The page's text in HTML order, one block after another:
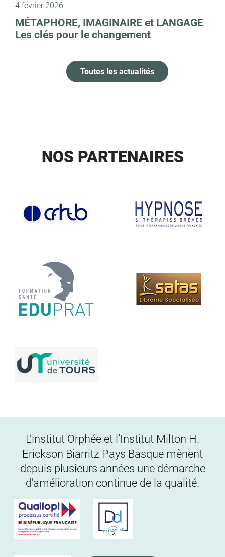
4 février 2026
MÉTAPHORE, IMAGINAIRE et LANGAGE
Les clés pour le changement
Toutes les actualités
NOS PARTENAIRES
L’institut Orphée et l’Institut Milton H.
Erickson Biarritz Pays Basque mènent
depuis plusieurs années une démarche
d'amélioration continue de la qualité.